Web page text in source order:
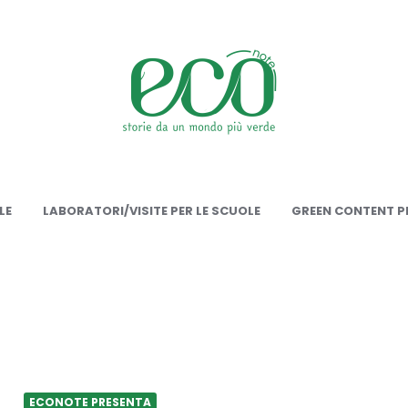
LABORATORI/VISITE PER LE SCUOLE GREEN CONTENT
ECONOTE PRESENTA